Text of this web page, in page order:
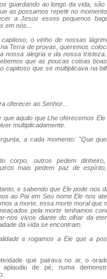
guardando ao longo da vida,
as possamos repetir no
a Jesus esses pequenos
em nós...
o vinho de nossas
Terra de provas, queremos
nossa alegria e da nossa
que as poucas coisas
capitoso que se multiplicava na
oferecer ao Senhor...
aquilo que Lhe oferecemos Ele
multiplicadamente.
a cada momento: "Que
corpo, outros pedem
mais pedem paz de
e sabendo que Ele pode nos
ao Pai em Seu nome Ele nos
a morte, essa morte moral que
pela morte tenhamos
nos vivos diante do olhar da
da vida se encontram.
e rogamos a Ele que a
que pairava no ar, o
de pé, numa